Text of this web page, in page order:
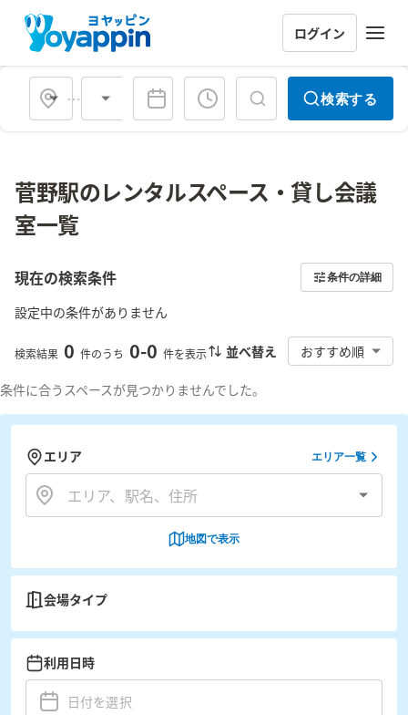
ログイン
会場タイプ 検索する
菅野駅のレンタルスペース・貸し会議
室一覧
現在の検索条件 条件の詳細
設定中の条件がありません
検索結果 0 件のうち 0-0 件を表示 並べ替え おすすめ順
条件に合うスペースが見つかりませんでした。
エリア エリア一覧
地図で表示
会場タイプ
利用日時